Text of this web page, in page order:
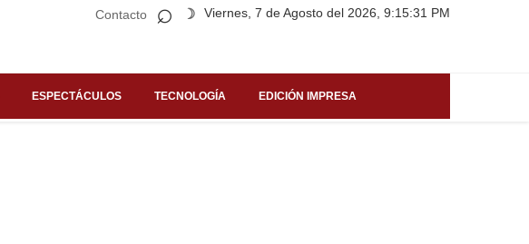
Contacto Viernes, 7 de Agosto del 2026, 9:15:31 PM
⌕ ☽
ESPECTÁCULOS TECNOLOGÍA EDICIÓN IMPRESA